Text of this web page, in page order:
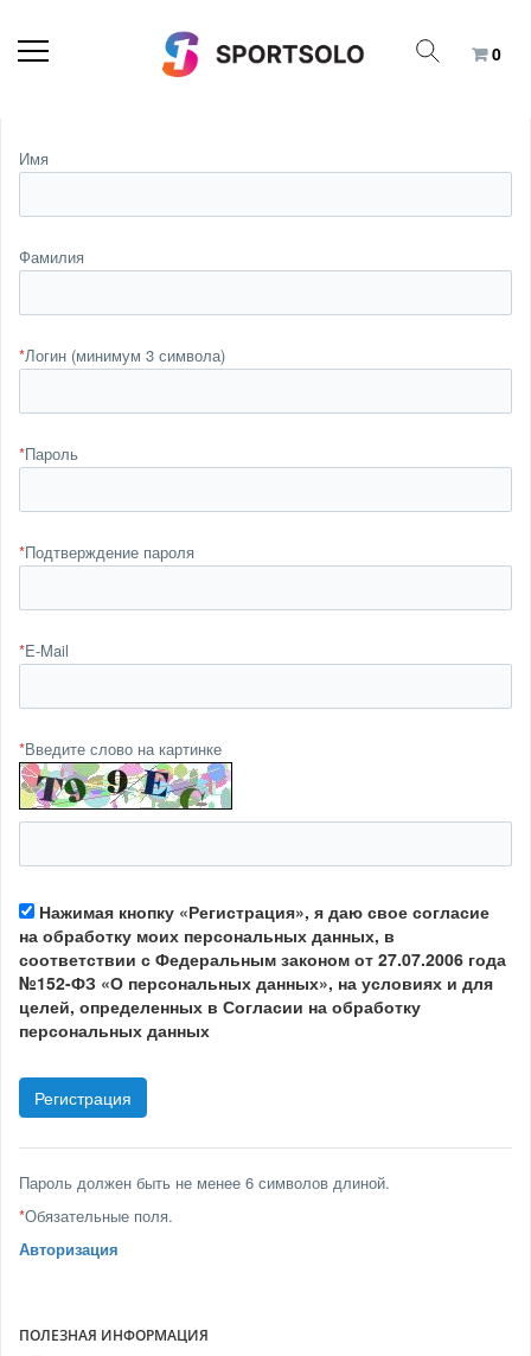
0
Имя
Фамилия
*Логин (минимум 3 символа)
*Пароль
*Подтверждение пароля
*E-Mail
*Введите слово на картинке
Нажимая кнопку «Регистрация», я даю свое согласие
на обработку моих персональных данных, в
соответствии с Федеральным законом от 27.07.2006 года
№152-ФЗ «О персональных данных», на условиях и для
целей, определенных в Согласии на обработку
персональных данных
Пароль должен быть не менее 6 символов длиной.
*Обязательные поля.
Авторизация
ПОЛЕЗНАЯ ИНФОРМАЦИЯ